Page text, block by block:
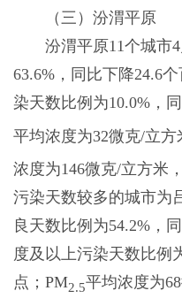
（三）汾渭平原
汾渭平原11个城市4
63.6%，同比下降24.6
染天数比例为10.0%，
平均浓度为32微克/立
浓度为146微克/立方米
污染天数较多的城市为
良天数比例为54.2%，
度及以上污染天数比例
点；PM2.5平均浓度为